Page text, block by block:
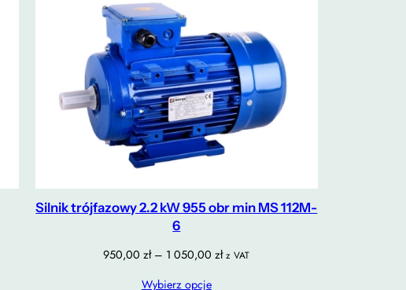
Silnik trójfazowy 2.2 kW 955 obr min MS 112M-
6
950,00zł – 1 050,00złZakres
z VAT
Wybierz opcje